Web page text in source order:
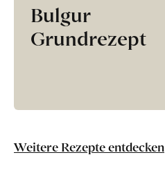
Bulgur
Grundrezept
Weitere Rezepte entdecken